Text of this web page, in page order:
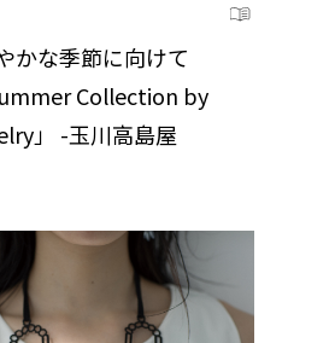
かな季節に向けて
Collection by
」 -玉川高島屋